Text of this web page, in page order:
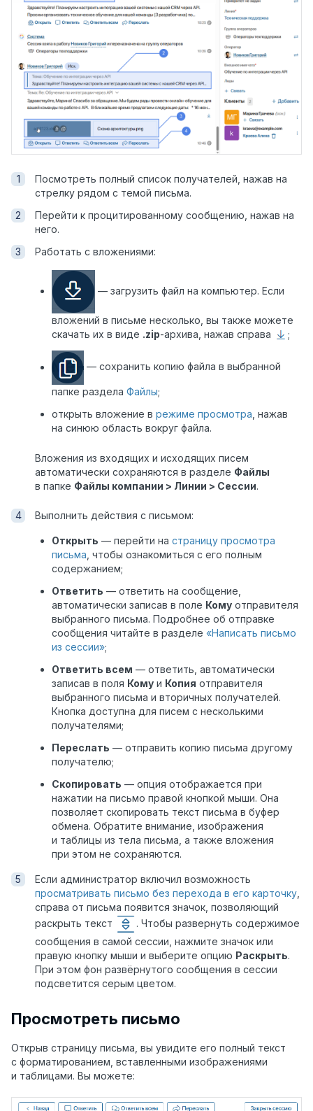
Посмотреть полный список получателей, нажав на
стрелку рядом с темой письма.
Перейти к процитированному сообщению, нажав на
него.
Работать с вложениями:
— загрузить файл на компьютер. Если
вложений в письме несколько, вы также можете
скачать их в виде .zip-архива, нажав справа ;
— сохранить копию файла в выбранной
папке раздела Файлы;
открыть вложение в режиме просмотра , нажав
на синюю область вокруг файла.
Вложения из входящих и исходящих писем
автоматически сохраняются в разделе Файлы
в папке Файлы компании > Линии > Сессии.
Выполнить действия с письмом:
Открыть — перейти на страницу просмотра
письма , чтобы ознакомиться с его полным
содержанием;
Ответить — ответить на сообщение,
автоматически записав в поле Кому отправителя
выбранного письма. Подробнее об отправке
сообщения читайте в разделе «Написать письмо
из сессии»;
Ответить всем — ответить, автоматически
записав в поля Кому и Копия отправителя
выбранного письма и вторичных получателей.
Кнопка доступна для писем с несколькими
получателями;
Переслать — отправить копию письма другому
получателю;
Скопировать — опция отображается при
нажатии на письмо правой кнопкой мыши. Она
позволяет скопировать текст письма в буфер
обмена. Обратите внимание, изображения
и таблицы из тела письма, а также вложения
при этом не сохраняются.
Если администратор включил возможность
просматривать письмо без перехода в его карточку
справа от письма появится значок, позволяющий
раскрыть текст
. Чтобы развернуть содержимое
сообщения в самой сессии, нажмите значок или
правую кнопку мыши и выберите опцию Раскрыть.
При этом фон развёрнутого сообщения в сессии
подсветится серым цветом.
Просмотреть письмо
Открыв страницу письма, вы увидите его полный текст
с форматированием, вставленными изображениями
и таблицами. Вы можете: